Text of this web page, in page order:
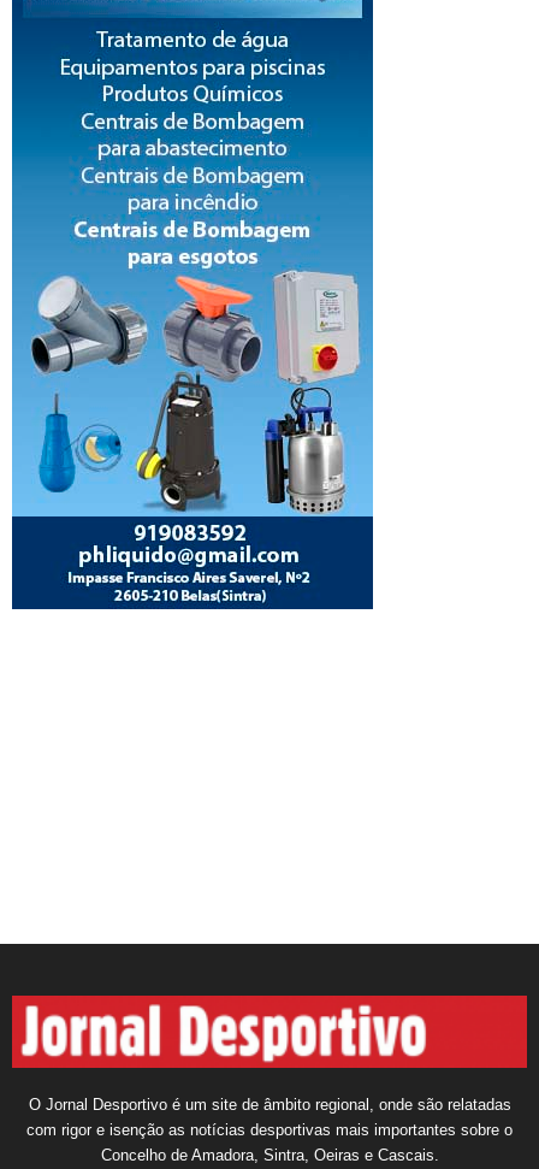
O Jornal Desportivo é um site de âmbito regional, onde são relatadas
com rigor e isenção as notícias desportivas mais importantes sobre o
Concelho de Amadora, Sintra, Oeiras e Cascais.